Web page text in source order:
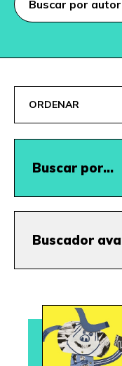
Buscar por…
Buscador
ORDENAR